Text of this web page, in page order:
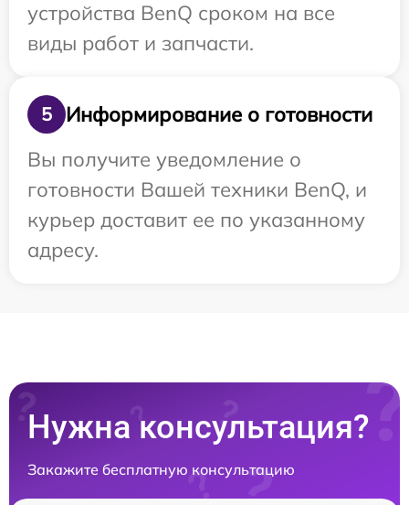
устройства BenQ сроком на все
виды работ и запчасти.
5
Информирование о готовности
Вы получите уведомление о
готовности Вашей техники BenQ, и
курьер доставит ее по указанному
адресу.
Нужна консультация?
Закажите бесплатную консультацию